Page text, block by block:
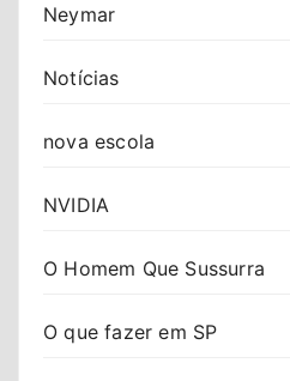
Neymar
Notícias
nova escola
NVIDIA
O Homem Que Sussurra
O que fazer em SP